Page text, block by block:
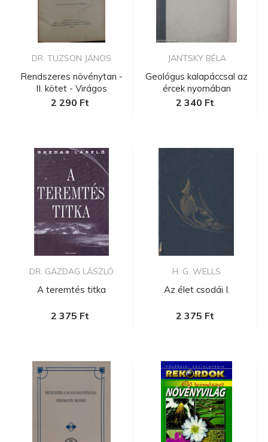
DR. TUZSON JÁNOS
Rendszeres növénytan -
II. kötet - Virágos
növény...
2 290 Ft
JANTSKY BÉLA
Geológus kalapáccsal az
ércek nyomában
2 340 Ft
DR. GAZDAG LÁSZLÓ
A teremtés titka
2 375 Ft
H. G. WELLS
Az élet csodái I.
2 375 Ft